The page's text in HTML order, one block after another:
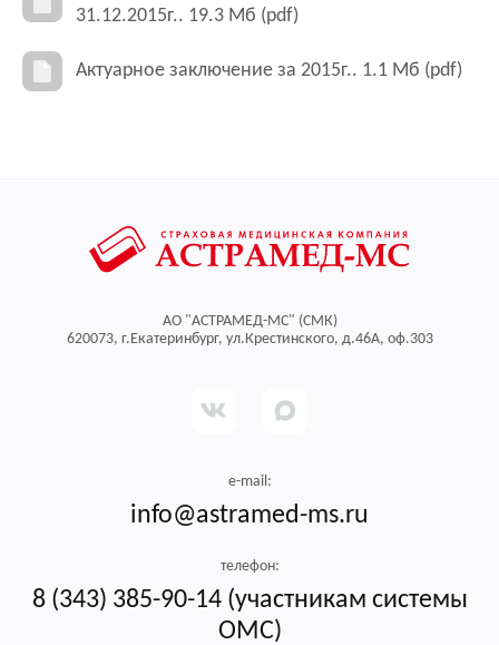
31.12.2015г.. 19.3 Мб (pdf)
Актуарное заключение за 2015г.. 1.1 Мб (pdf)
Выберите регион, где вы
застрахованы
Свердловская областьНет учетной записи на Госуслугах?
АО "АСТРАМЕД-МС" (СМК)
620073, г.Екатеринбург, ул.Крестинского, д.46А, оф.303
e-mail:
info@astramed-ms.ru
телефон:
8 (343) 385-90-14 (участникам системы
ОМС)